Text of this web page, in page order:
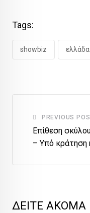
Tags:
showbiz ελλάδα
PREVIOUS
Επίθεση
– Υπό κράτηση
ΔΕΙΤΕ ΑΚΟΜΑ